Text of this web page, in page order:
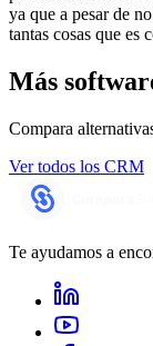
ya que a pesar de
tantas cosas que es
Más
Compara
Ver todos los CRM
Te ayudamos a